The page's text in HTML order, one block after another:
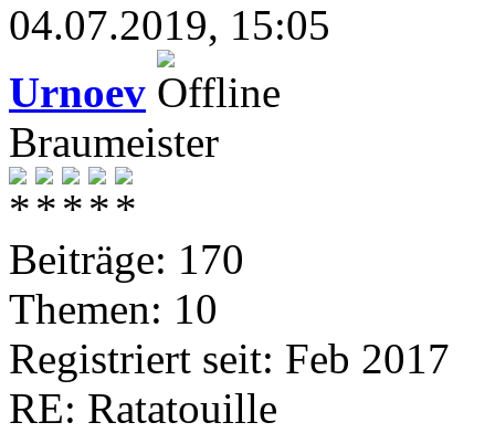
04.07.2019, 15:05
Urnoev
Braumeister
Beiträge: 170
Themen: 10
Registriert seit: Feb 2017
RE: Ratatouille